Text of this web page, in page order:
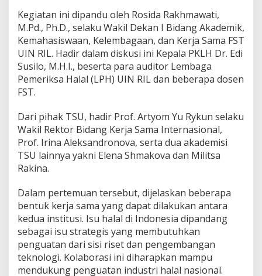
v
e
r
s
i
t
y
i
a
B
a
K
o
l
b
o
r
a
Kegiatan ini dipandu oleh Rosida Rakhmawati,
M.Pd., Ph.D., selaku Wakil Dekan I Bidang Akademik,
Kemahasiswaan, Kelembagaan, dan Kerja Sama FST
UIN RIL. Hadir dalam diskusi ini Kepala PKLH Dr. Edi
Susilo, M.H.I., beserta para auditor Lembaga
Pemeriksa Halal (LPH) UIN RIL dan beberapa dosen
FST.
Dari pihak TSU, hadir Prof. Artyom Yu Rykun selaku
Wakil Rektor Bidang Kerja Sama Internasional,
Prof. Irina Aleksandronova, serta dua akademisi
TSU lainnya yakni Elena Shmakova dan Militsa
Rakina.
Dalam pertemuan tersebut, dijelaskan beberapa
bentuk kerja sama yang dapat dilakukan antara
kedua institusi. Isu halal di Indonesia dipandang
sebagai isu strategis yang membutuhkan
penguatan dari sisi riset dan pengembangan
teknologi. Kolaborasi ini diharapkan mampu
mendukung penguatan industri halal nasional.